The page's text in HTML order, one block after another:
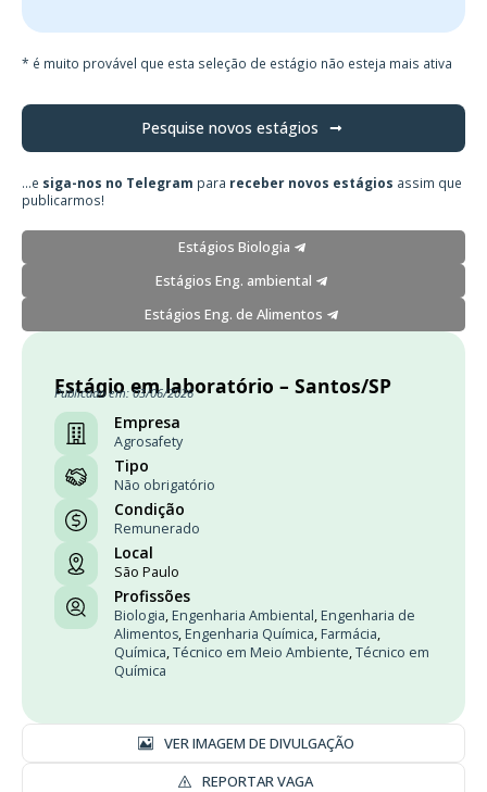
* é muito provável que esta seleção de estágio não esteja mais ativa
Pesquise novos estágios
...e siga-nos no Telegram para receber novos estágios assim que
publicarmos!
Estágios Biologia
Estágios Eng. ambiental
Estágios Eng. de Alimentos
Estágio em laboratório – Santos/SP
Publicado em: 03/06/2026
Empresa
Agrosafety
Tipo
Não obrigatório
Condição
Remunerado
Local
São Paulo
Profissões
Biologia, Engenharia Ambiental, Engenharia de
Alimentos, Engenharia Química, Farmácia,
Química,Técnico em Meio Ambiente,Técnico em
Química
VER IMAGEM DE DIVULGAÇÃO
REPORTAR VAGA